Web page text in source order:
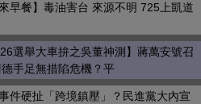
來早餐】毒油害台 來源不明 725上凱道
選舉大車拚之吳董神測】蔣萬安號召
手足無措陷危機？平
件硬扯「跨境鎮壓」？民進黨大內宣